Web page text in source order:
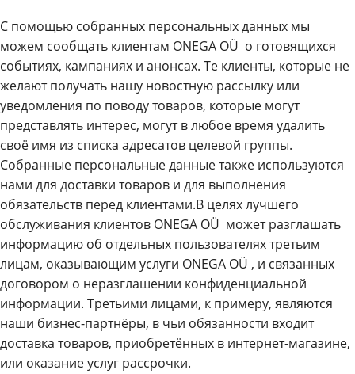
С помощью собранных персональных данных мы
можем сообщать клиентам ONEGA OÜ о готовящихся
событиях, кампаниях и анонсах. Те клиенты, которые не
желают получать нашу новостную рассылку или
уведомления по поводу товаров, которые могут
представлять интерес, могут в любое время удалить
своё имя из списка адресатов целевой группы.
Собранные персональные данные также используются
нами для доставки товаров и для выполнения
обязательств перед клиентами.В целях лучшего
обслуживания клиентов ONEGA OÜ может разглашать
информацию об отдельных пользователях третьим
лицам, оказывающим услуги ONEGA OÜ , и связанных
договором о неразглашении конфиденциальной
информации. Третьими лицами, к примеру, являются
наши бизнес-партнёры, в чьи обязанности входит
доставка товаров, приобретённых в интернет-магазине,
или оказание услуг рассрочки.